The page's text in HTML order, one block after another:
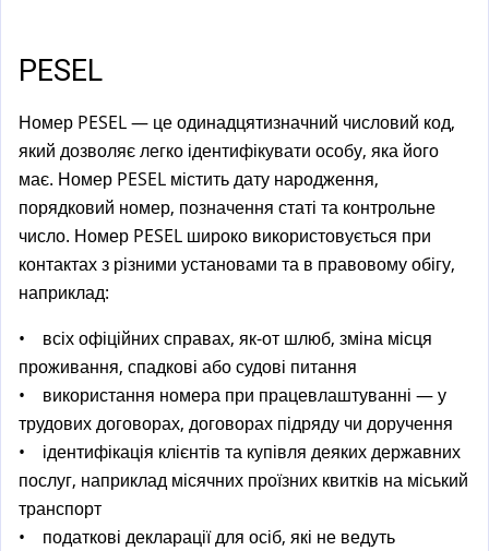
PESEL
Номер PESEL — це одинадцятизначний числовий код,
який дозволяє легко ідентифікувати особу, яка його
має. Номер PESEL містить дату народження,
порядковий номер, позначення статі та контрольне
число. Номер PESEL широко використовується при
контактах з різними установами та в правовому обігу,
наприклад:
• всіх офіційних справах, як-от шлюб, зміна місця
проживання, спадкові або судові питання
• використання номера при працевлаштуванні — у
трудових договорах, договорах підряду чи доручення
• ідентифікація клієнтів та купівля деяких державних
послуг, наприклад місячних проїзних квитків на міський
транспорт
• податкові декларації для осіб, які не ведуть